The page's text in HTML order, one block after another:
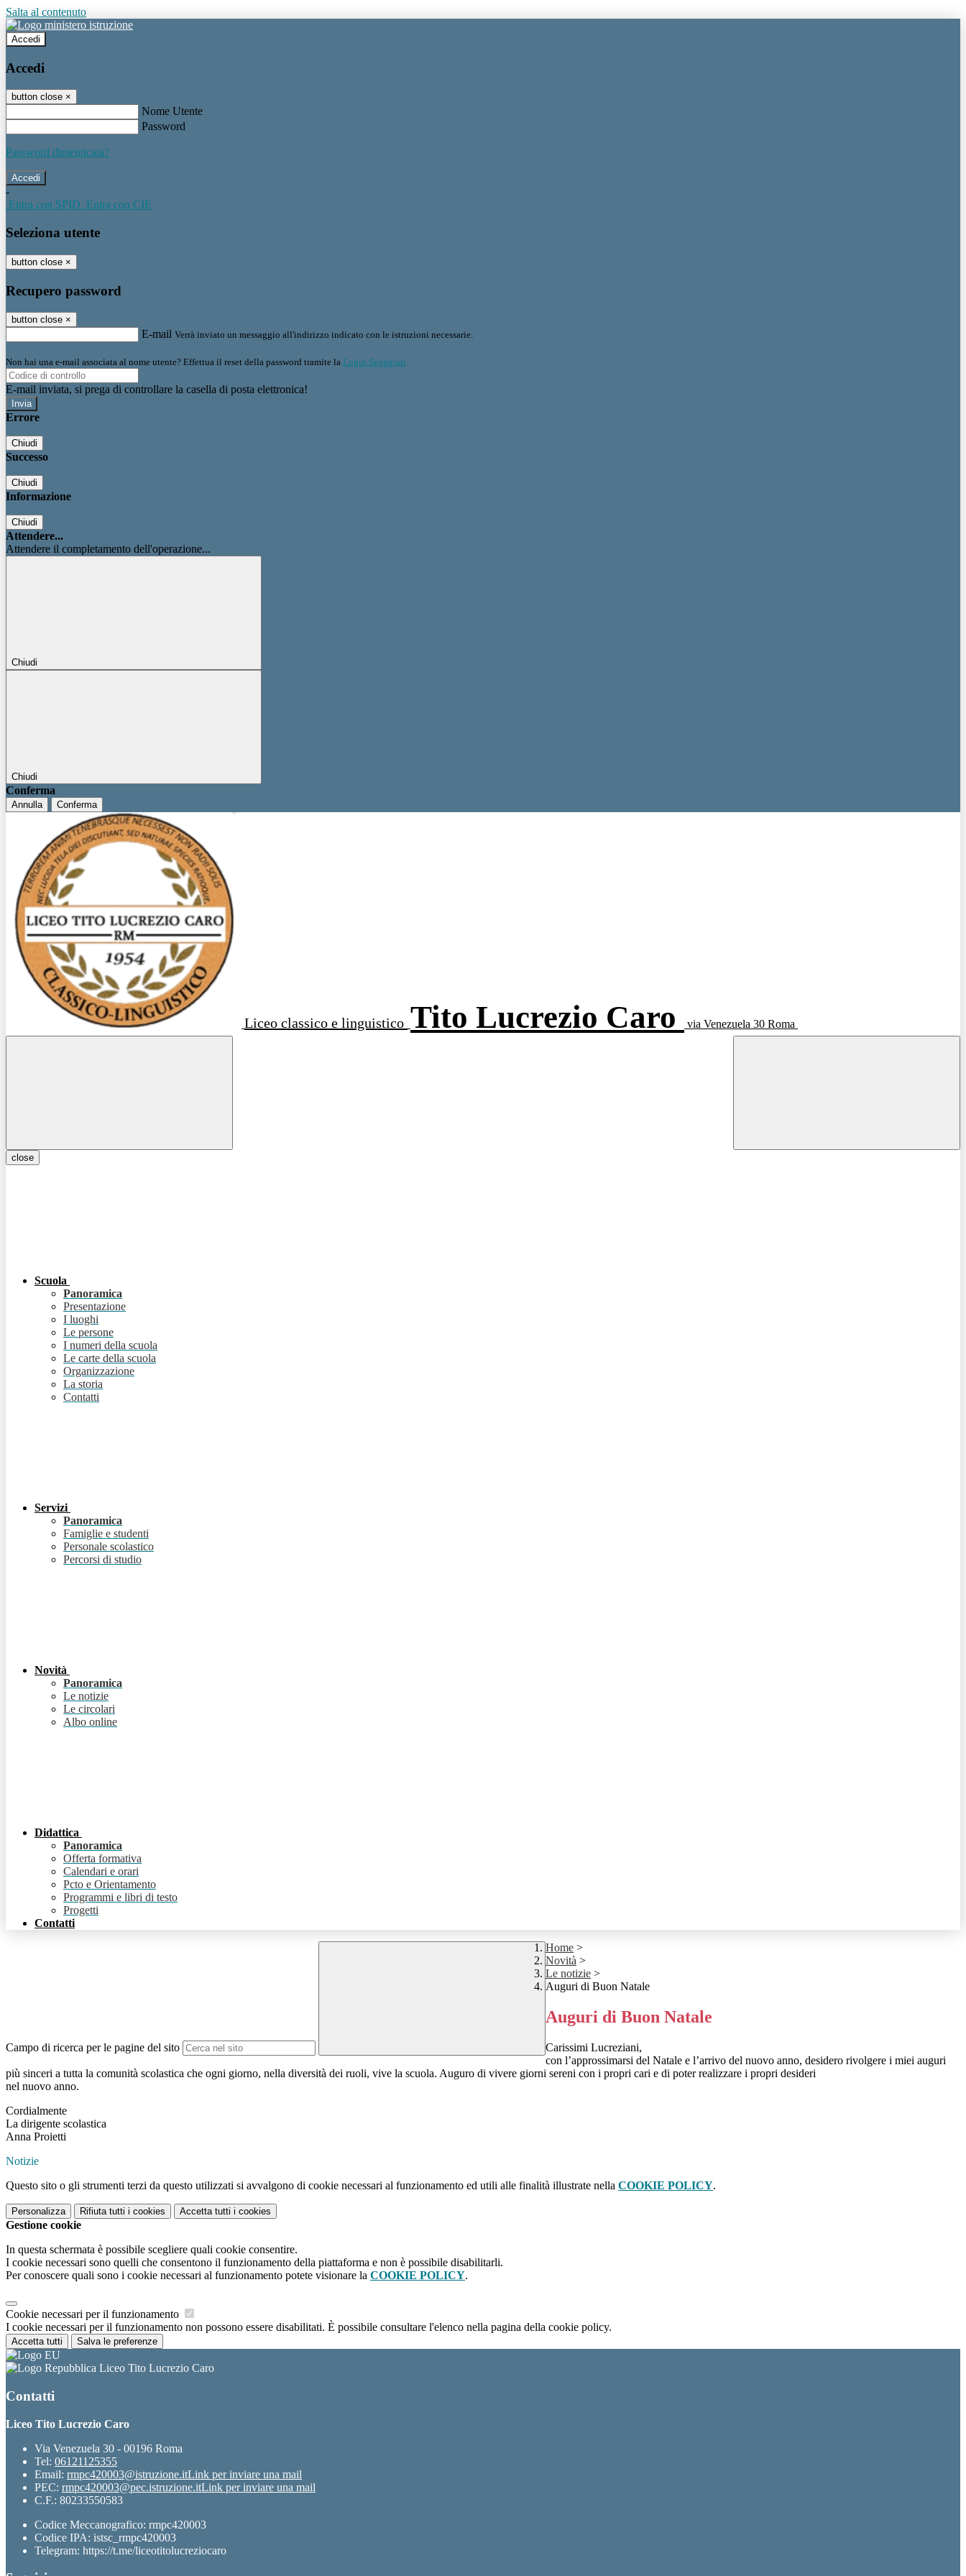
Salta al contenuto
Accedi
Accedi
button close ×
Nome Utente
Password
Password dimenticata?
-
Entra con SPID Entra con CIE
Seleziona utente
button close ×
Recupero password
button close ×
E-mail Verrà inviato un messaggio all'indirizzo indicato con le istruzioni necessarie.
Non hai una e-mail associata al nome utente? Effettua il reset della password tramite la Login Spaggiari
E-mail inviata, si prega di controllare la casella di posta elettronica!
Errore
Chiudi
Successo
Chiudi
Informazione
Chiudi
Attendere...
Attendere il completamento dell'operazione...
Chiudi
Chiudi
Conferma
Annulla Conferma
Liceo classico e linguistico Tito Lucrezio Caro via Venezuela 30 Roma
close
Scuola
Panoramica
Presentazione
I luoghi
Le persone
I numeri della scuola
Le carte della scuola
Organizzazione
La storia
Contatti
Servizi
Panoramica
Famiglie e studenti
Personale scolastico
Percorsi di studio
Novità
Panoramica
Le notizie
Le circolari
Albo online
Didattica
Panoramica
Offerta formativa
Calendari e orari
Pcto e Orientamento
Programmi e libri di testo
Progetti
Contatti
Campo di ricerca per le pagine del sito
Home >
Novità >
Le notizie >
Auguri di Buon Natale
Auguri di Buon Natale
Carissimi Lucreziani,
con l’approssimarsi del Natale e l’arrivo del nuovo anno, desidero rivolgere i miei auguri
più sinceri a tutta la comunità scolastica che ogni giorno, nella diversità dei ruoli, vive la scuola. Auguro di vivere giorni sereni con i propri cari e di poter realizzare i propri desideri
nel nuovo anno.
Cordialmente
La dirigente scolastica
Anna Proietti
Notizie
Questo sito o gli strumenti terzi da questo utilizzati si avvalgono di cookie necessari al funzionamento ed utili alle finalità illustrate nella COOKIE POLICY.
Personalizza Rifiuta tutti i cookies Accetta tutti i cookies
Gestione cookie
In questa schermata è possibile scegliere quali cookie consentire.
I cookie necessari sono quelli che consentono il funzionamento della piattaforma e non è possibile disabilitarli.
Per conoscere quali sono i cookie necessari al funzionamento potete visionare la COOKIE POLICY.
Cookie necessari per il funzionamento
I cookie necessari per il funzionamento non possono essere disabilitati. È possibile consultare l'elenco nella pagina della cookie policy.
Accetta tutti Salva le preferenze
Liceo Tito Lucrezio Caro
Contatti
Liceo Tito Lucrezio Caro
Via Venezuela 30 - 00196 Roma
Tel: 06121125355
Email: rmpc420003@istruzione.itLink per inviare una mail
PEC: rmpc420003@pec.istruzione.itLink per inviare una mail
C.F.: 80233550583
Codice Meccanografico: rmpc420003
Codice IPA: istsc_rmpc420003
Telegram: https://t.me/liceotitolucreziocaro